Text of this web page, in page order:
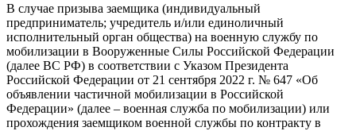
В случае призыва заемщика (индивидуальный
предприниматель; учредитель и/или единоличный
исполнительный орган общества) на военную службу по
мобилизации в Вооруженные Силы Российской Федерации
(далее ВС РФ) в соответствии с Указом Президента
Российской Федерации от 21 сентября 2022 г. № 647 «Об
объявлении частичной мобилизации в Российской
Федерации» (далее – военная служба по мобилизации) или
прохождения заемщиком военной службы по контракту в